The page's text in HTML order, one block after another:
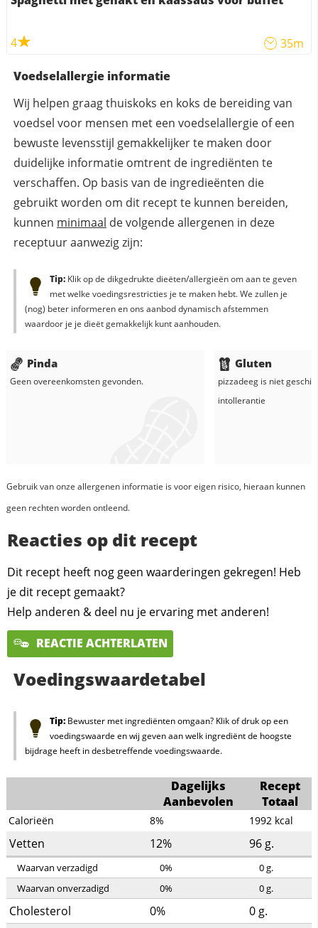
4 35m
Voedselallergie informatie
Wij helpen graag thuiskoks en koks de bereiding van
voedsel voor mensen met een voedselallergie of een
bewuste levensstijl gemakkelijker te maken door
duidelijke informatie omtrent de ingrediënten te
verschaffen. Op basis van de ingredieënten die
gebruikt worden om dit recept te kunnen bereiden,
kunnen minimaal de volgende allergenen in deze
receptuur aanwezig zijn:
Tip:Klik op de dikgedrukte dieëten/allergieën om aan te geven
met welke voedingsrestricties je te maken hebt. We zullen je
(nog) beter informeren en ons aanbod dynamisch afstemmen
waardoor je je dieët gemakkelijk kunt aanhouden.
Pinda
Geen overeenkomsten gevonden.
Gluten
pizzadeegis niet
intollerantie
Gebruik van onze allergenen informatie is voor eigen risico, hieraan kunnen
geen rechten worden ontleend.
Reacties op dit recept
Dit recept heeft nog geen waarderingen gekregen! Heb
je dit recept gemaakt?
Help anderen & deel nu je ervaring met anderen!
REACTIE ACHTERLATEN
Voedingswaardetabel
Tip:Bewuster met ingrediënten omgaan? Klik of druk op een
voedingswaarde en wij geven aan welk ingrediënt de hoogste
bijdrage heeft in desbetreffende voedingswaarde.
Dagelijks
Aanbevolen
Recept
Totaal
Calorieën 8% 1992 kcal
Vetten 12% 96 g.
Waarvan verzadigd 0% 0g.
Waarvan onverzadigd
0% 0g.
Cholesterol 0% 0 g.